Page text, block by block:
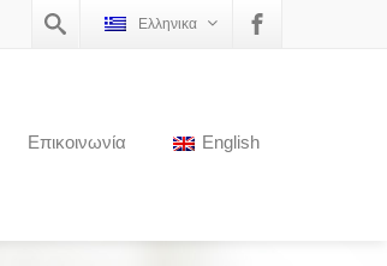
Ελληνικα
Επικοινωνία English